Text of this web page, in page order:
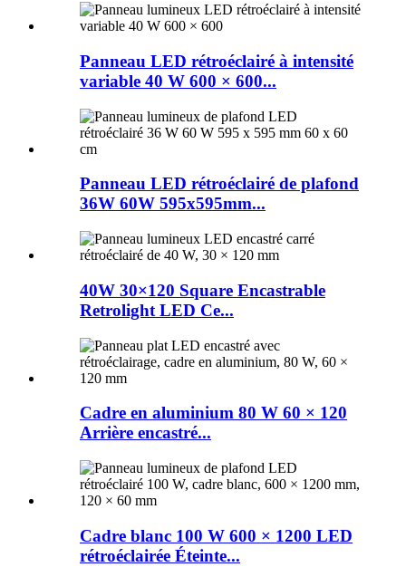
Panneau LED rétroéclairé à intensité
variable 40 W 600 × 600...
Panneau LED rétroéclairé de plafond
36W 60W 595x595mm...
40W 30×120 Square Encastrable
Retrolight LED Ce...
Cadre en aluminium 80 W 60 × 120
Arrière encastré...
Cadre blanc 100 W 600 × 1200 LED
rétroéclairée Éteinte...